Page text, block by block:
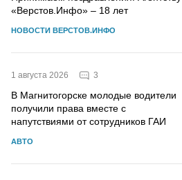
«Верстов.Инфо» – 18 лет
НОВОСТИ ВЕРСТОВ.ИНФО
1 августа 2026 3
В Магнитогорске молодые водители
получили права вместе с
напутствиями от сотрудников ГАИ
АВТО